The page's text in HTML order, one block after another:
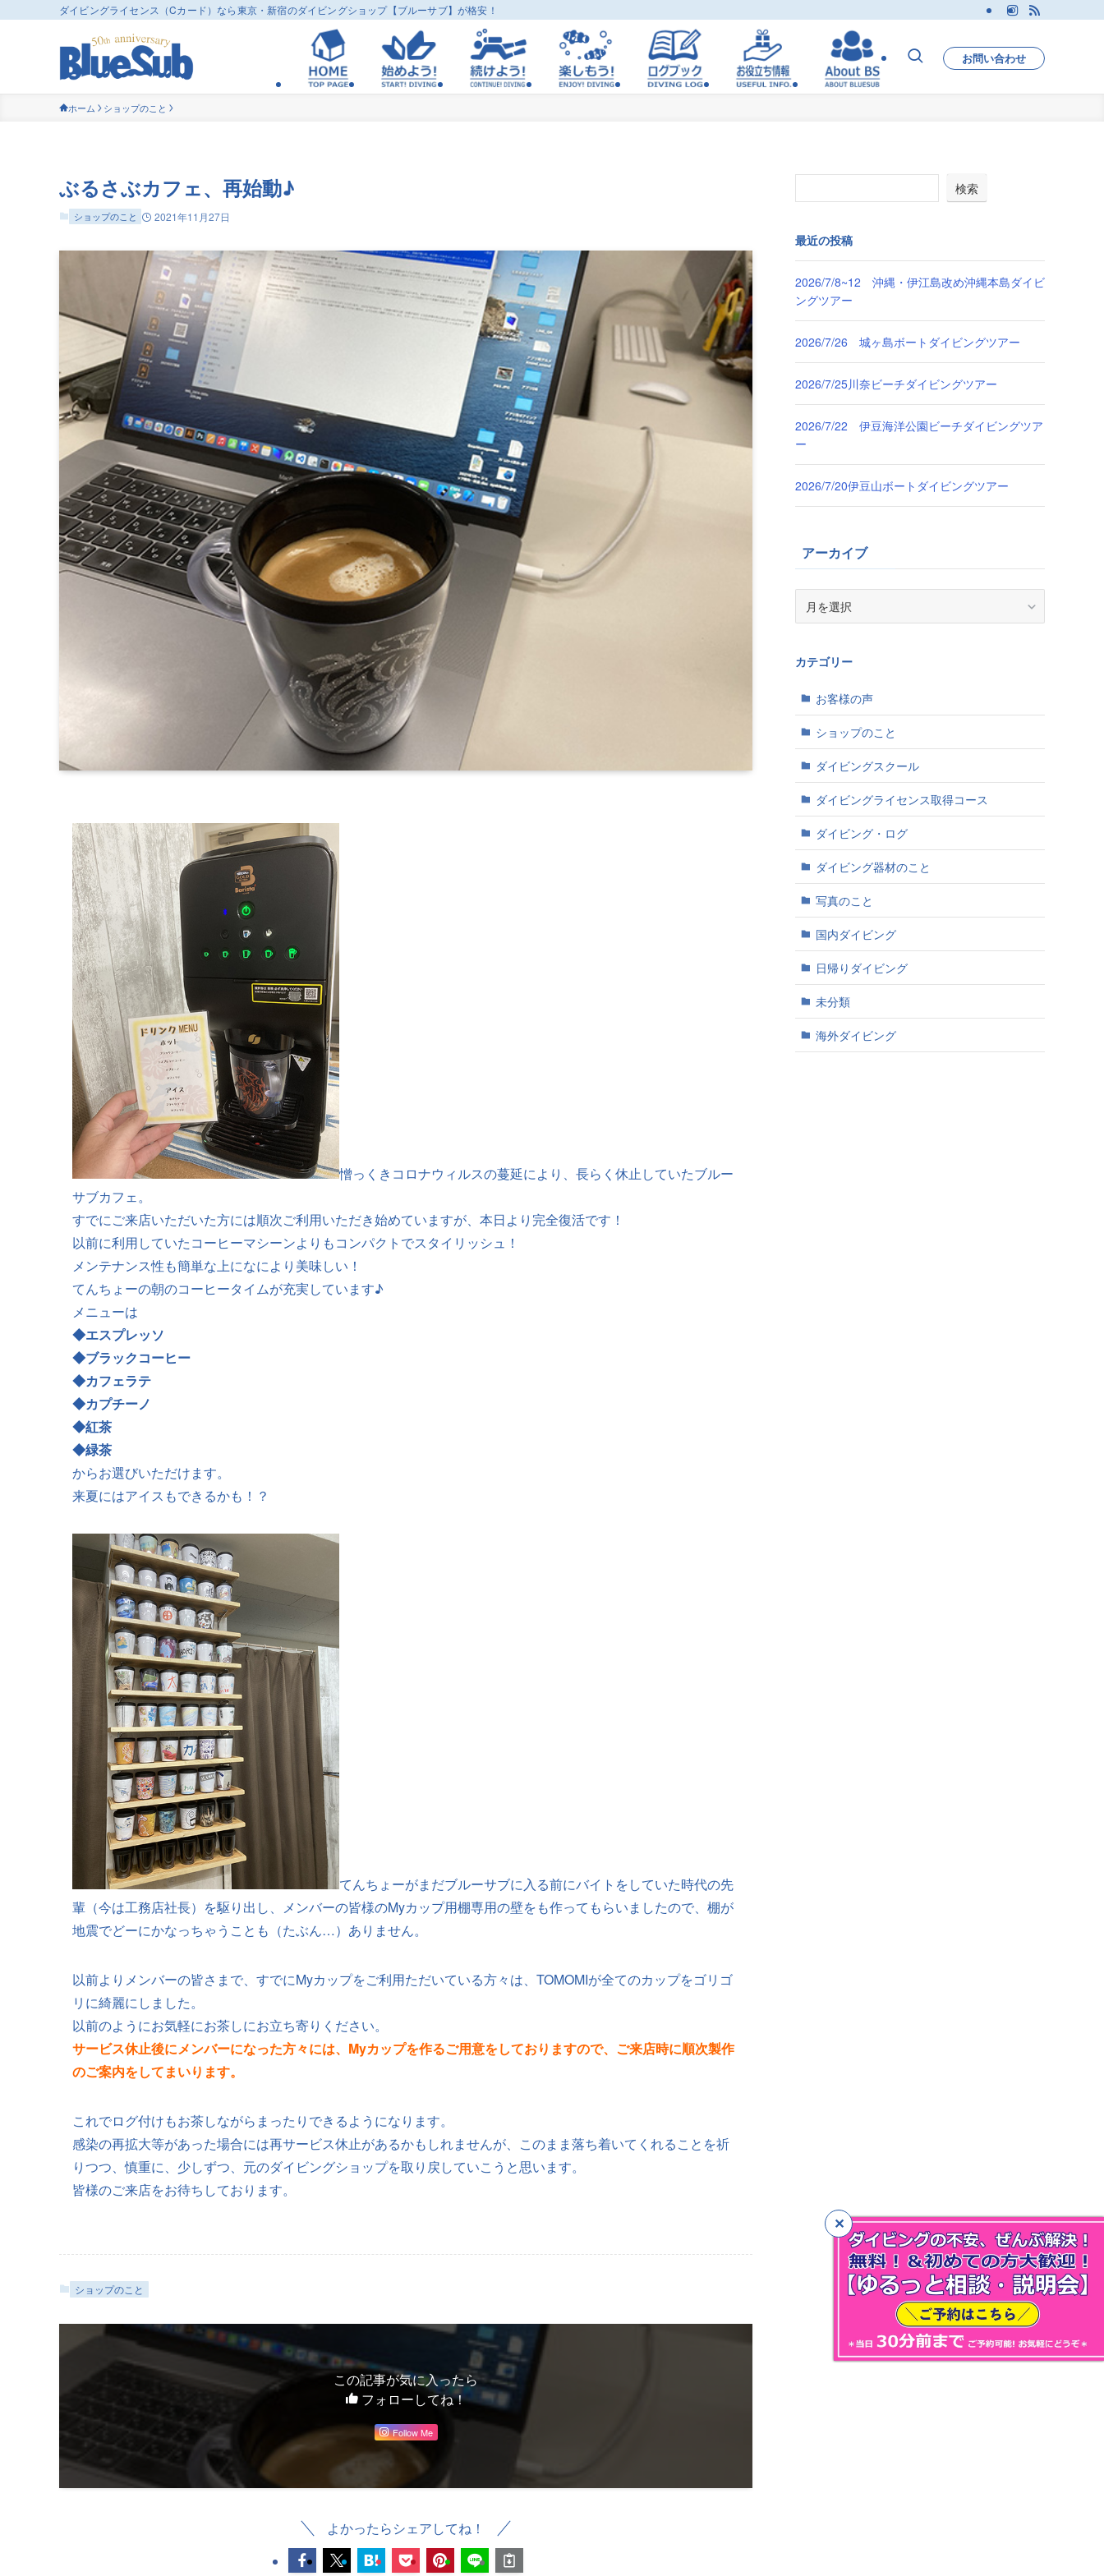
ダイビングライセンス（Cカード）なら東京・新宿のダイビングショップ【ブルーサブ】が格安！
お問い合わせ
ホーム ショップのこと
ぶるさぶカフェ、再始動♪
ショップのこと 2021年11月27日
憎っくきコロナウィルスの蔓延により、長らく休止していたブルー
サブカフェ。
すでにご来店いただいた方には順次ご利用いただき始めていますが、本日より完全復活です！
以前に利用していたコーヒーマシーンよりもコンパクトでスタイリッシュ！
メンテナンス性も簡単な上になにより美味しい！
てんちょーの朝のコーヒータイムが充実しています♪
メニューは
◆エスプレッソ
◆ブラックコーヒー
◆カフェラテ
◆カプチーノ
◆紅茶
◆緑茶
からお選びいただけます。
来夏にはアイスもできるかも！？
てんちょーがまだブルーサブに入る前にバイトをしていた時代の先
輩（今は工務店社長）を駆り出し、メンバーの皆様のMyカップ用棚専用の壁をも作ってもらいましたので、棚が
地震でどーにかなっちゃうことも（たぶん…）ありません。
以前よりメンバーの皆さまで、すでにMyカップをご利用ただいている方々は、TOMOMIが全てのカップをゴリゴ
リに綺麗にしました。
以前のようにお気軽にお茶しにお立ち寄りください。
サービス休止後にメンバーになった方々には、Myカップを作るご用意をしておりますので、ご来店時に順次製作
のご案内をしてまいります。
これでログ付けもお茶しながらまったりできるようになります。
感染の再拡大等があった場合には再サービス休止があるかもしれませんが、このまま落ち着いてくれることを祈
りつつ、慎重に、少しずつ、元のダイビングショップを取り戻していこうと思います。
皆様のご来店をお待ちしております。
ショップのこと
この記事が気に入ったら
フォローしてね！
Follow Me
よかったらシェアしてね！
検索
最近の投稿
2026/7/8~12 沖縄・伊江島改め沖縄本島ダイビ
ングツアー
2026/7/26 城ヶ島ボートダイビングツアー
2026/7/25川奈ビーチダイビングツアー
2026/7/22 伊豆海洋公園ビーチダイビングツア
ー
2026/7/20伊豆山ボートダイビングツアー
アーカイブ
ブ
カテゴリー
お客様の声
ショップのこと
ダイビングスクール
ダイビングライセンス取得コース
ダイビング・ログ
ダイビング器材のこと
写真のこと
国内ダイビング
日帰りダイビング
未分類
海外ダイビング